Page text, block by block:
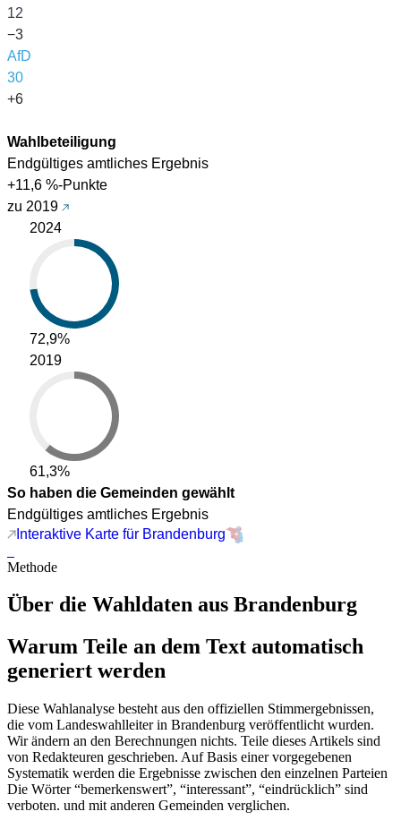
12
−3
AfD
30
+6
Wahlbeteiligung
Endgültiges amtliches Ergebnis
+11,6 %-Punkte
zu 2019
2024
72,9%
2019
61,3%
So haben die Gemeinden gewählt
Endgültiges amtliches Ergebnis
Interaktive Karte für Brandenburg
Methode
Über die Wahldaten aus Brandenburg
Warum Teile an dem Text automatisch
generiert werden
Diese Wahlanalyse besteht aus den offiziellen Stimmergebnissen,
die vom Landeswahlleiter in Brandenburg veröffentlicht wurden.
Wir ändern an den Berechnungen nichts. Teile dieses Artikels sind
von Redakteuren geschrieben. Auf Basis einer vorgegebenen
Systematik werden die Ergebnisse zwischen den einzelnen Parteien
Die Wörter “bemerkenswert”, “interessant”, “eindrücklich” sind
verboten. und mit anderen Gemeinden verglichen.